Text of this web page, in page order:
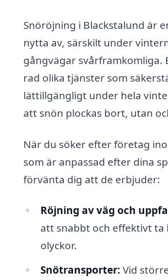
Snöröjning i Blackstalund är
nytta av, särskilt under
gångvägar svårframkomliga.
rad olika tjänster som
lättillgängligt under hela
att snön plockas bort, utan
När du söker efter företag
som är anpassad efter dina
förvänta dig att de erbjuder:
Röjning av väg och
att snabbt och effektivt
olyckor.
Snötransporter: Vid